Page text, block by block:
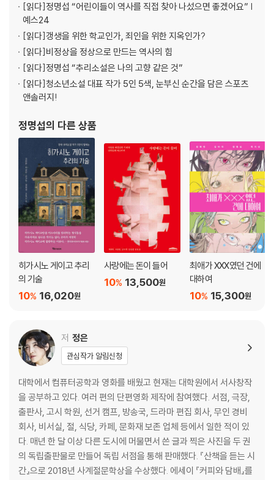
[읽다]정명섭 “어린이들이 역사를 직접 찾아 나섰으면 좋겠어요” |
예스24
[읽다]갱생을 위한 학교인가, 죄인을 위한 지옥인가?
[읽다]비정상을 정상으로 만드는 역사의 힘
[읽다]정명섭 “추리소설은 나의 고향 같은 것”
[읽다]청소년소설 대표 작가 5인 5색, 눈부신 순간을 담은 스포츠
앤솔러지!
정명섭의 다른 상품
히가시노 게이고 추리
의 기술
16,020원
10%
사랑에는 돈이 들어
13,500원
10%
최애가 XXX였던 건에
대하여
15,300원
10%
저 정은
관심작가 알림신청
대학에서 컴퓨터공학과 영화를 배웠고 현재는 대학원에서 서사창작
을 공부하고 있다. 여러 편의 단편영화 제작에 참여했다. 서점, 극장,
출판사, 고시 학원, 선거 캠프, 방송국, 드라마 편집 회사, 무인 경비
회사, 비서실, 절, 식당, 카페, 문화재 보존 업체 등에서 일한 적이 있
다. 매년 한 달 이상 다른 도시에 머물면서 쓴 글과 찍은 사진을 두 권
의 독립출판물로 만들어 독립 서점을 통해 판매했다. 『산책을 듣는 시
간』으로 2018년 사계절문학상을 수상했다. 에세이 『커피와 담배』를